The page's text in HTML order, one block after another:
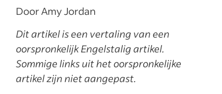
Door Amy Jordan
Dit artikel is een vertaling van een
oorspronkelijk Engelstalig artikel.
Sommige links uit het oorspronkelijke
artikel zijn niet aangepast.